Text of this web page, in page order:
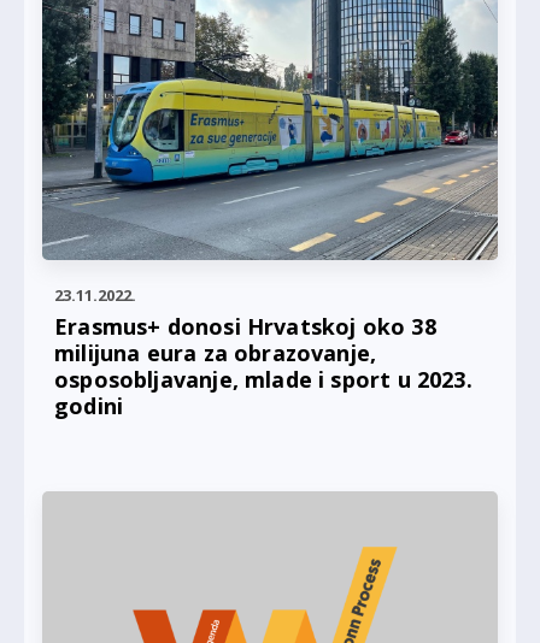
23.11.2022.
Erasmus+ donosi Hrvatskoj oko 38
milijuna eura za obrazovanje,
osposobljavanje, mlade i sport u 2023.
godini